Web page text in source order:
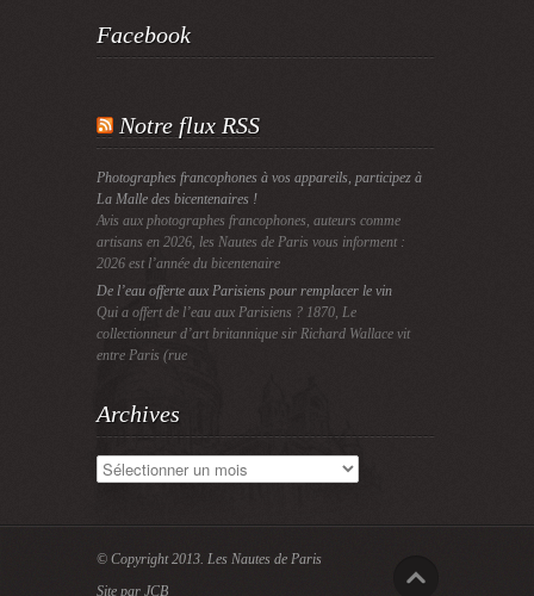
Facebook
Notre flux RSS
Photographes francophones à vos appareils, participez à
La Malle des bicentenaires !
Avis aux photographes francophones, auteurs comme
artisans en 2026, les Nautes de Paris vous informent :
2026 est l’année du bicentenaire
De l’eau offerte aux Parisiens pour remplacer le vin
Qui a offert de l’eau aux Parisiens ? 1870, Le
collectionneur d’art britannique sir Richard Wallace vit
entre Paris (rue
Archives
Archives
© Copyright 2013. Les Nautes de Paris
Site par JCB